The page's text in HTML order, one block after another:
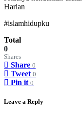
Harian
#islamhidupku
Total
0
Shares
Share 0
Tweet 0
Pin it 0
Leave a Reply